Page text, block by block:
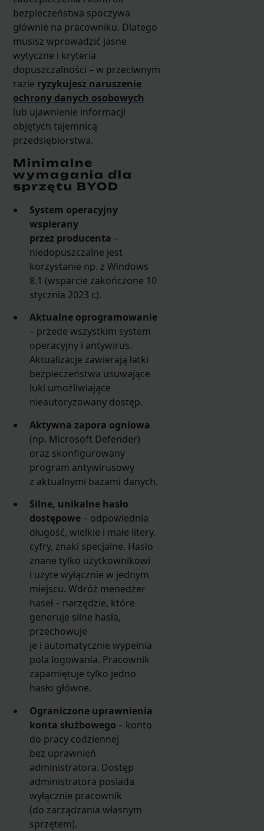
bezpieczeństwa spoczywa
głównie na pracowniku. Dlatego
musisz wprowadzić jasne
wytyczne i kryteria
dopuszczalności – w przeciwnym
razie ryzykujesz naruszenie
ochrony danych osobowych
lub ujawnienie informacji
objętych tajemnicą
przedsiębiorstwa.
Minimalne
wymagania dla
sprzętu BYOD
System operacyjny
wspierany
przez producenta –
niedopuszczalne jest
korzystanie np. z Windows
8.1 (wsparcie zakończone 10
stycznia 2023 r.).
Aktualne oprogramowanie
– przede wszystkim system
operacyjny i antywirus.
Aktualizacje zawierają łatki
bezpieczeństwa usuwające
luki umożliwiające
nieautoryzowany dostęp.
Aktywna zapora ogniowa
(np. Microsoft Defender)
oraz skonfigurowany
program antywirusowy
z aktualnymi bazami danych.
Silne, unikalne hasło
dostępowe – odpowiednia
długość, wielkie i małe litery,
cyfry, znaki specjalne. Hasło
znane tylko użytkownikowi
i użyte wyłącznie w jednym
miejscu. Wdróż menedżer
haseł – narzędzie, które
generuje silne hasła,
przechowuje
je i automatycznie wypełnia
pola logowania. Pracownik
zapamiętuje tylko jedno
hasło główne.
Ograniczone uprawnienia
konta służbowego – konto
do pracy codziennej
bez uprawnień
administratora. Dostęp
administratora posiada
wyłącznie pracownik
(do zarządzania własnym
sprzętem).